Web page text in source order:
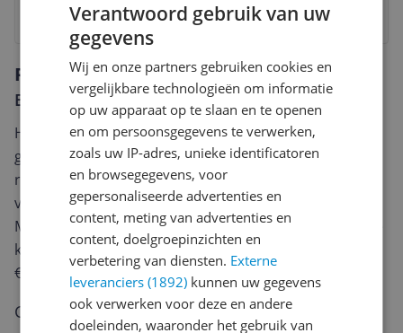
Bekijk product
Reviews
Er zijn nog geen reviews geschreven
Heb jij dit product in bezit en wil je graag je mening
geven? Start dan hieronder met het schrijven van je
review. Afhankelijk van de details duurt het schrijven
van een review gemiddeld tussen de 3 en 10 minuten.
Met jouw mening help je andere bezoekers een betere
keuze te maken én maak je iedere maand kans op
€250,-!
Klik hier voor de actievoorwaarden.
Cijfer
Verantwoord gebruik van uw
gegevens
Wij en onze partners gebruiken cookies en
vergelijkbare technologieën om informatie
op uw apparaat op te slaan en te openen
en om persoonsgegevens te verwerken,
zoals uw IP-adres, unieke identificatoren
en browsegegevens, voor
gepersonaliseerde advertenties en
content, meting van advertenties en
content, doelgroepinzichten en
verbetering van diensten. Externe
leveranciers (1892) kunnen uw gegevens
ook verwerken voor deze en andere
doeleinden, waaronder het gebruik van